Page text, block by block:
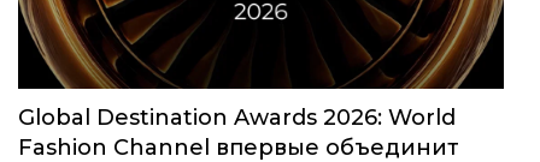
Global Destination Awards 2026: World
Fashion Channel впервые объединит